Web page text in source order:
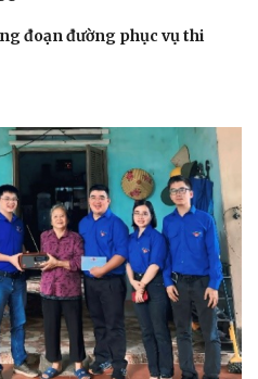
đoạn đường phục vụ thi